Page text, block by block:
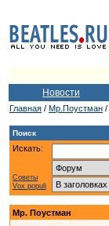
Новости
Главная / Мр.Поустман /
Поиск
Искать:
Советы
Vox populi
Мр. Поустман